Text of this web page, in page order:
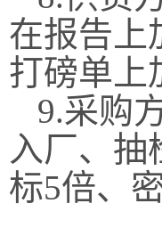
在报告上
打磅单上
9.采购
入厂、 抽
标5倍、